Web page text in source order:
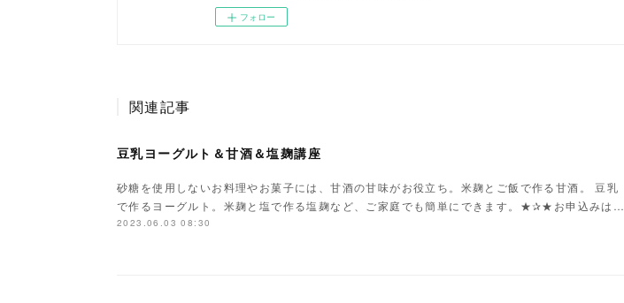
フォロー
関連記事
豆乳ヨーグルト＆甘酒＆塩麹講座
砂糖を使用しないお料理やお菓子には、甘酒の甘味がお役立ち。米麹とご飯で作る甘酒。 豆乳
で作るヨーグルト。米麹と塩で作る塩麹など、ご家庭でも簡単にできます。★✰★お申込みは…
2023.06.03 08:30